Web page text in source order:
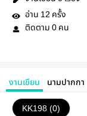
อ่าน 12 ครั้ง
ติดตาม 0 คน
งานเขียน นามปากกา
KK198 (0)